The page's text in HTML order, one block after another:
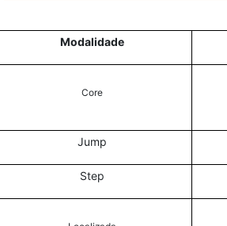
Modalidade
Core
Jump
Step